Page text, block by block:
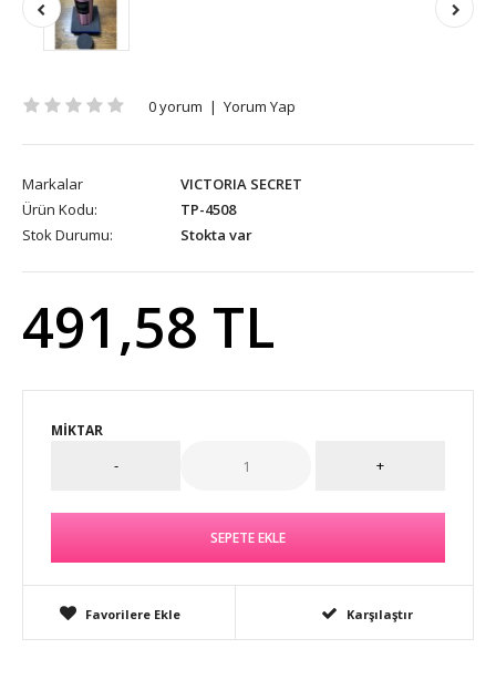
0 yorum | Yorum Yap
Markalar
VICTORIA SECRET
Ürün Kodu:
TP-4508
Stok Durumu:
Stokta var
491,58 TL
MIKTAR
Favorilere Ekle Karşılaştır